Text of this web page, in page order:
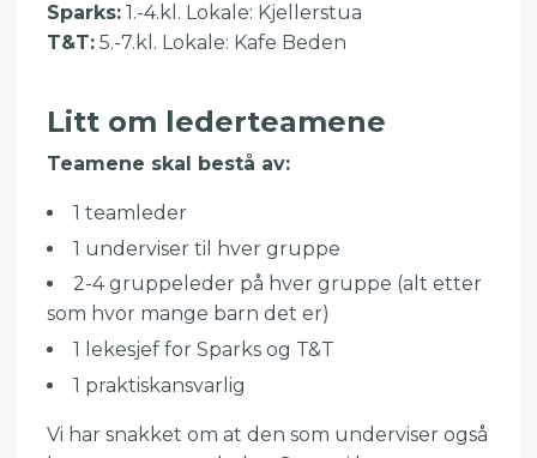
Sparks: 1.-4.kl. Lokale: Kjellerstua
T&T: 5.-7.kl. Lokale: Kafe Beden
Litt om lederteamene
Teamene skal bestå av:
1 teamleder
1 underviser til hver gruppe
2-4 gruppeleder på hver gruppe (alt etter
som hvor mange barn det er)
1 lekesjef for Sparks og T&T
1 praktiskansvarlig
Vi har snakket om at den som underviser også